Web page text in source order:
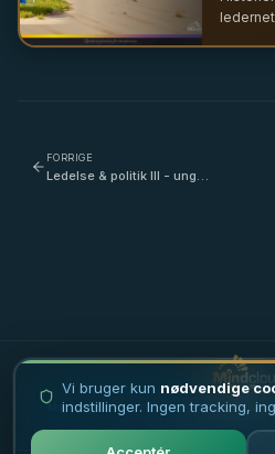
FORRIGE
Ledelse & politik III - ung
Masterclass i ledelse·Ledertrivsel·Vilkår·
Vi bruger kun nødvendige
indstillinger. Ingen tracking,